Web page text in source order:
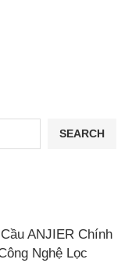
SEARCH
ANJIER Chính
Nghệ Lọc